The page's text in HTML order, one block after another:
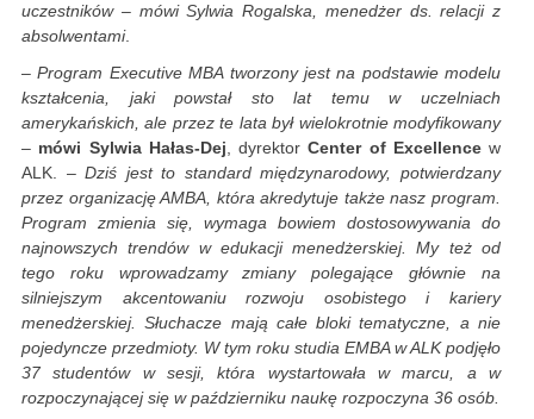
uczestników – mówi Sylwia Rogalska, menedżer ds. relacji z
absolwentami.
– Program Executive MBA tworzony jest na podstawie modelu
kształcenia, jaki powstał sto lat temu w uczelniach
amerykańskich, ale przez te lata był wielokrotnie modyfikowany
– mówi Sylwia Hałas-Dej, dyrektorCenter of Excellencew
ALK. –Dziś jest to standard międzynarodowy, potwierdzany
przez organizację AMBA, która akredytuje także nasz program.
Program zmienia się, wymaga bowiem dostosowywania do
najnowszych trendów w edukacji menedżerskiej. My też od
tego roku wprowadzamy zmiany polegające głównie na
silniejszym akcentowaniu rozwoju osobistego i kariery
menedżerskiej. Słuchacze mają całe bloki tematyczne, a nie
pojedyncze przedmioty. W tym roku studia EMBA w ALK podjęło
37 studentów w sesji, która wystartowała w marcu, a w
rozpoczynającej się w październiku naukę rozpoczyna 36 osób.